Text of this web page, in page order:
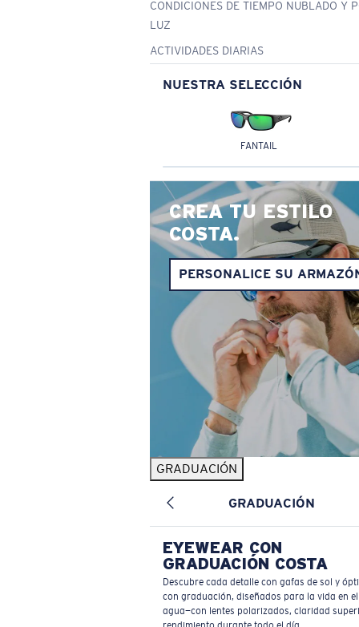
CONDICIONES DE TIEMPO NUBLADO Y
LUZ
ACTIVIDADES DIARIAS
NUESTRA SELECCIÓN
FANTAIL
CREA TU ESTILO
COSTA.
PERSONALICE SU
GRADUACIÓN
GRADUACIÓN
EYEWEAR CON
GRADUACIÓN COSTA
Descubre cada detalle con gafas de sol y
con graduación, diseñados para la vida en el
agua—con lentes polarizados, claridad